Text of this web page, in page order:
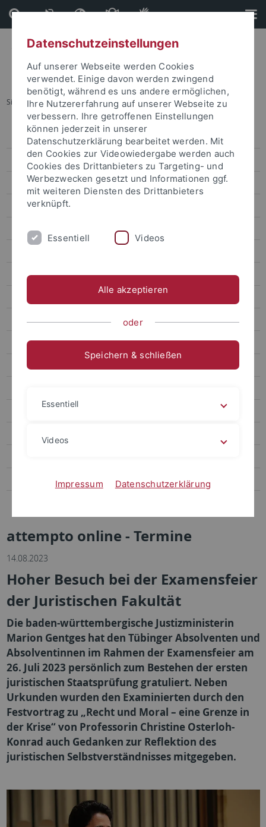
Direkt
zum
Inhalt
Direkt
zur
Fußleiste
Sie sind hier: Startseite ... Termine
Pressemitteilungen
attempto online
Forschung
Studium
Termine
Newsletter Uni Tübingen aktuell
Forschungsmagazin Attempto
Social Media
attempto online - Termine
14.08.2023
Hoher Besuch bei der Examensfeier
der Juristischen Fakultät
Die baden-württembergische Justizministerin
Marion Gentges hat den Tübinger Absolventen und
Absolventinnen im Rahmen der Examensfeier am
26. Juli 2023 persönlich zum Bestehen der ersten
juristischen Staatsprüfung gratuliert. Neben
Urkunden wurden den Examinierten durch den
Festvortrag zu „Recht und Moral – eine Grenze in
der Krise“ von Professorin Christine Osterloh-
Konrad auch Gedanken zur Reflektion des
juristischen Selbstverständnisses mitgegeben.
Datenschutzeinstellungen
Auf unserer Webseite werden Cookies
verwendet. Einige davon werden zwingend
benötigt, während es uns andere ermöglichen,
Ihre Nutzererfahrung auf unserer Webseite zu
verbessern. Ihre getroffenen Einstellungen
können jederzeit in unserer
Datenschutzerklärung bearbeitet werden. Mit
den Cookies zur Videowiedergabe werden auch
Cookies des Drittanbieters zu Targeting- und
Werbezwecken gesetzt und Informationen ggf.
mit weiteren Diensten des Drittanbieters
verknüpft.
Essentiell Videos
Alle akzeptieren
oder
Speichern & schließen
Essentiell
Videos
Impressum Datenschutzerklärung